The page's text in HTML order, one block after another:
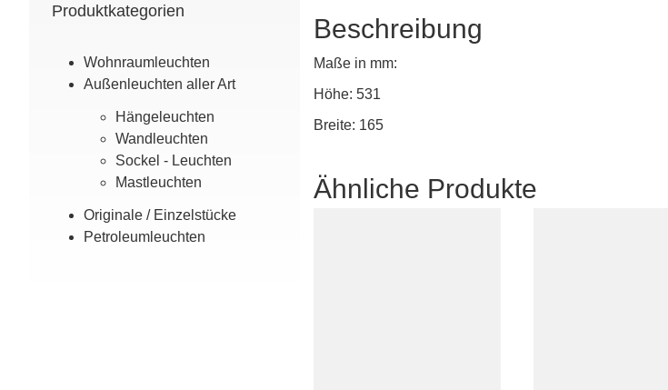
Produktkategorien
Wohn­raum­leuchten
Außen­leuchten aller Art
Hänge­leuchten
Wand­leuchten
Sockel - Leuchten
Mast­leuchten
Originale / Einzel­stücke
Petroleum­leuchten
Beschreibung
Maße in mm:
Höhe: 531
Breite: 165
Ähnliche Produkte